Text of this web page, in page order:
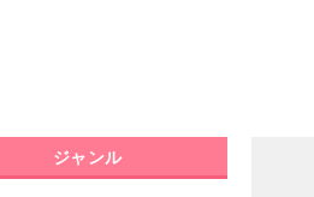
ジャンル